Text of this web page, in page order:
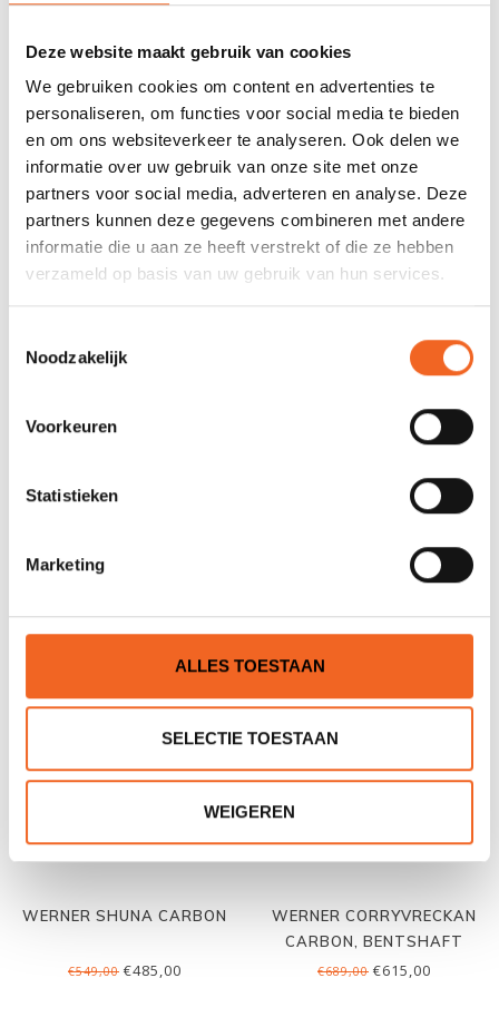
Deze website maakt gebruik van cookies
We gebruiken cookies om content en advertenties te
personaliseren, om functies voor social media te bieden
en om ons websiteverkeer te analyseren. Ook delen we
informatie over uw gebruik van onze site met onze
partners voor social media, adverteren en analyse. Deze
partners kunnen deze gegevens combineren met andere
informatie die u aan ze heeft verstrekt of die ze hebben
verzameld op basis van uw gebruik van hun services.
Noodzakelijk
Voorkeuren
Statistieken
Marketing
ALLES TOESTAAN
SELECTIE TOESTAAN
WEIGEREN
Blad: Carbon
Steel: Carbon
Deelbaar: Ja + 360º graden verstelbaar
Bladoppervlak: 615 cm2
Gewicht: 843 gr.
REVIEWS
Nog niet gewaardeerd
GERELATEERDE PRODUCTEN
WERNER SHUNA CARBON
€549,00 €485,00
WERNER CORRYVRECKAN
CARBON, BENTSHAFT
€689,00 €615,00